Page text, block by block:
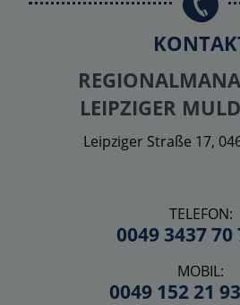
LEIPZIGER
Leipziger Straße 17,
TELEFON:
0049 3437 70
MOBIL:
0049 152 21